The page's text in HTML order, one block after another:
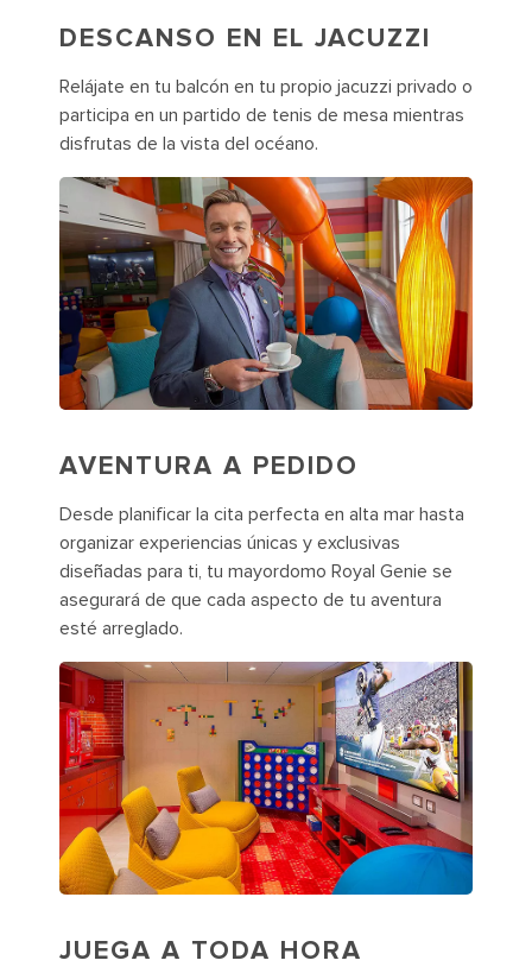
DESCANSO EN EL JACUZZI
Relájate en tu balcón en tu propio jacuzzi privado o
participa en un partido de tenis de mesa mientras
disfrutas de la vista del océano.
AVENTURA A PEDIDO
Desde planificar la cita perfecta en alta mar hasta
organizar experiencias únicas y exclusivas
diseñadas para ti, tu mayordomo Royal Genie se
asegurará de que cada aspecto de tu aventura
esté arreglado.
JUEGA A TODA HORA